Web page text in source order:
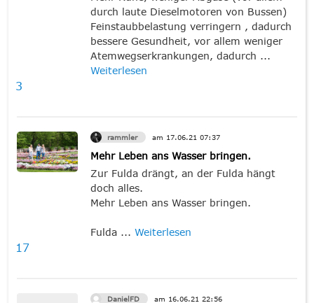
durch laute Dieselmotoren von Bussen)
Feinstaubbelastung verringern , dadurch
bessere Gesundheit, vor allem weniger
Atemwegserkrankungen, dadurch ...
Weiterlesen
3
rammler am 17.06.21 07:37
Mehr Leben ans Wasser bringen.
Zur Fulda drängt, an der Fulda hängt
doch alles.
Mehr Leben ans Wasser bringen.
Fulda ... Weiterlesen
17
DanielFD am 16.06.21 22:56